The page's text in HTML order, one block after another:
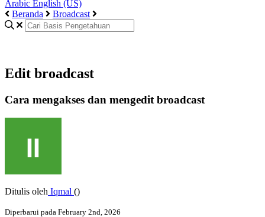
Arabic English (US)
Beranda
Broadcast
Edit broadcast
Cara mengakses dan mengedit broadcast
Ditulis oleh Iqmal ()
Diperbarui pada February 2nd, 2026